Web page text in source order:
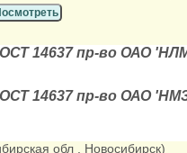
14637 пр-во ОАО
14637 пр-во ОАО
обл , Новосибирск)